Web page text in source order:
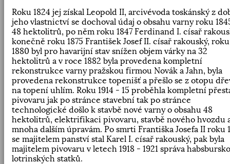
Roku 1824 jej získal Leopold II, arcivévoda toskánský z
jeho vlastnictví se dochoval údaj o obsahu varny roku
48 hektolitrů, po něm roku 1847 Ferdinand I. císař
konečně roku 1875 František Josef II. císař rakouský, roku
1880 byl pro havarijní stav snížen objem várky na 32
hektolitrů a v roce 1882 byla provedena kompletní
rekonstrukce varny pražskou firmou Novák a Jahn, byla
provedena rekonstrukce topenišť a přešlo se z otopu
na topení uhlím. Roku 1914 - 15 proběhla kompletní
pivovaru jak po stránce stavební tak po stránce
technologické došlo k stavbě nové varny o obsahu 48
hektolitrů, elektrifikaci pivovaru, stavbě nového hvozdu
mnoha dalším úpravám. Po smrti Františka Josefa II roku
se majitelem panství stal Karel I. císař rakouský, pak byla
majitelem pivovaru v letech 1918 - 1921 správa habsbursko
lotrinských statků.